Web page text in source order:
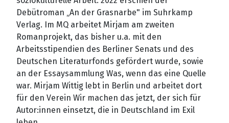
Debütroman „An der Grasnarbe" im Suhrkamp
Verlag. Im MQ arbeitet Mirjam am zweiten
Romanprojekt, das bisher u.a. mit den
Arbeitsstipendien des Berliner Senats und des
Deutschen Literaturfonds gefördert wurde, sowie
an der Essaysammlung Was, wenn das eine Quelle
war. Mirjam Wittig lebt in Berlin und arbeitet dort
für den Verein Wir machen das jetzt, der sich für
Autor:innen einsetzt, die in Deutschland im Exil